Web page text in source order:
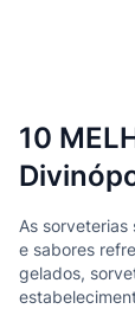
10
As
e sabores
gelados,